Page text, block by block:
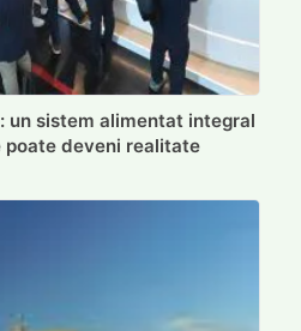
un sistem alimentat integral
poate deveni realitate